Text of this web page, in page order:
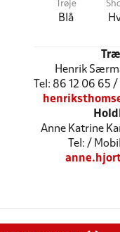
Trøje
Blå
Henrik
Tel: 86 12 06 65
Anne Katrine
Tel: /